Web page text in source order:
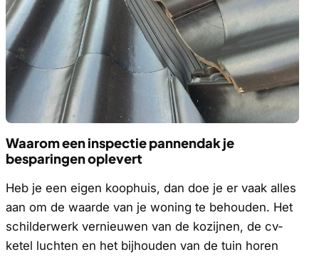
Waarom een inspectie pannendak je
besparingen oplevert
Heb je een eigen koophuis, dan doe je er vaak alles
aan om de waarde van je woning te behouden. Het
schilderwerk vernieuwen van de kozijnen, de cv-
ketel luchten en het bijhouden van de tuin horen